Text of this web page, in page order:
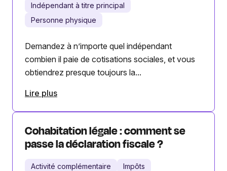
Indépendant à titre principal
Personne physique
Demandez à n’importe quel indépendant
combien il paie de cotisations sociales, et vous
obtiendrez presque toujours la...
Lire plus
Cohabitation légale : comment se
passe la déclaration fiscale ?
Activité complémentaire
Impôts